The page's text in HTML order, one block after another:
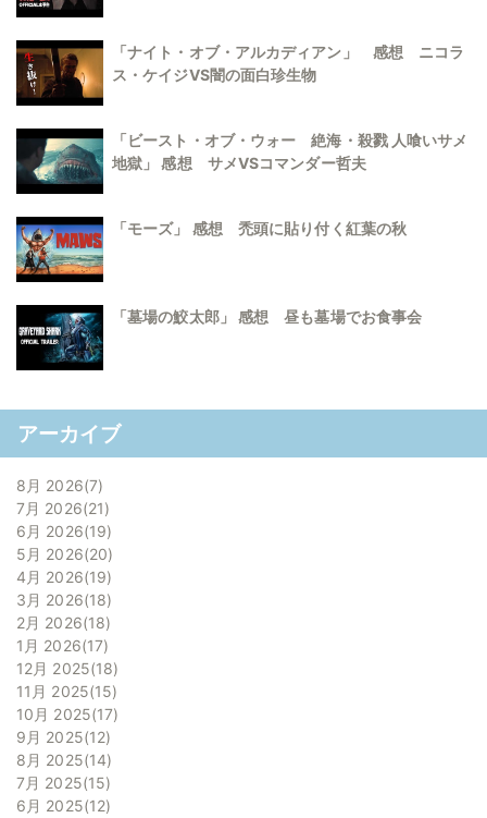
「ナイト・オブ・アルカディアン」 感想 ニコラ
ス・ケイジVS闇の面白珍生物
「ビースト・オブ・ウォー 絶海・殺戮 人喰いサメ
地獄」 感想 サメVSコマンダー哲夫
「モーズ」 感想 禿頭に貼り付く紅葉の秋
「墓場の鮫太郎」 感想 昼も墓場でお食事会
アーカイブ
8月 2026 7
7月 2026 21
6月 2026 19
5月 2026 20
4月 2026 19
3月 2026 18
2月 2026 18
1月 2026 17
12月 2025 18
11月 2025 15
10月 2025 17
9月 2025 12
8月 2025 14
7月 2025 15
6月 2025 12